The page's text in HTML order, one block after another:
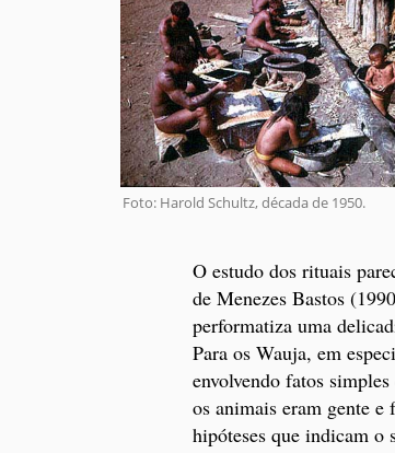
Foto: Harold Schultz, década de 1950.
O estudo dos rituais
de Menezes Bastos
performatiza uma
Para os Wauja, em
envolvendo fatos
os animais eram gente
hipóteses que indicam o